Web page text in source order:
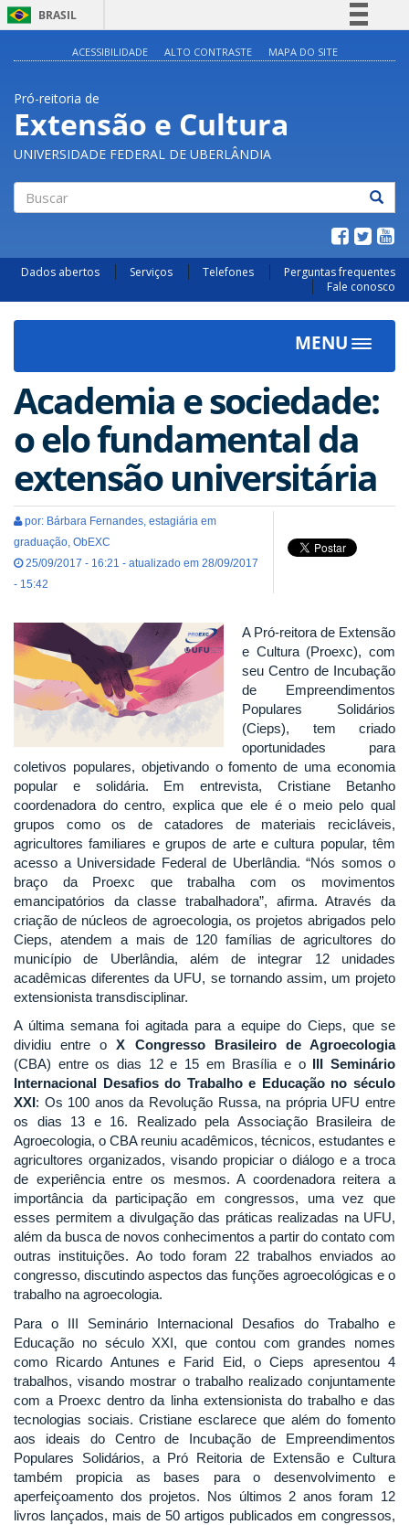
BRASIL
Acesso à informação
Legislação
Canais
ACESSIBILIDADE ALTO CONTRASTE MAPA DO SITE
Pró-reitoria de
Extensão e Cultura
UNIVERSIDADE FEDERAL DE UBERLÂNDIA
Dados abertos Serviços Telefones
Perguntas frequentes
Fale conosco
MENU
Toggle
Academia e sociedade:
o elo fundamental da
extensão universitária
por: Bárbara Fernandes, estagiária em
graduação, ObEXC
25/09/2017 - 16:21 - atualizado em 28/09/2017
- 15:42
A Pró-reitora de Extensão
e Cultura (Proexc), com
seu Centro de Incubação
de Empreendimentos
Populares Solidários
(Cieps), tem criado
oportunidades para
coletivos populares, objetivando o fomento de uma economia
popular e solidária. Em entrevista, Cristiane Betanho
coordenadora do centro, explica que ele é o meio pelo qual
grupos como os de catadores de materiais recicláveis,
agricultores familiares e grupos de arte e cultura popular, têm
acesso a Universidade Federal de Uberlândia. “Nós somos o
braço da Proexc que trabalha com os movimentos
emancipatórios da classe trabalhadora”, afirma. Através da
criação de núcleos de agroecologia, os projetos abrigados pelo
Cieps, atendem a mais de 120 famílias de agricultores do
município de Uberlândia, além de integrar 12 unidades
acadêmicas diferentes da UFU, se tornando assim, um projeto
extensionista transdisciplinar.
A última semana foi agitada para a equipe do Cieps, que se
dividiu entre oX Congresso Brasileiro de Agroecologia
(CBA) entre os dias 12 e 15 em Brasília e o III Seminário
Internacional Desafios do Trabalho e Educação no século
XXI: Os 100 anos da Revolução Russa, na própria UFU entre
os dias 13 e 16. Realizado pela Associação Brasileira de
Agroecologia, o CBA reuniu acadêmicos, técnicos, estudantes e
agricultores organizados, visando propiciar o diálogo e a troca
de experiência entre os mesmos. A coordenadora reitera a
importância da participação em congressos, uma vez que
esses permitem a divulgação das práticas realizadas na UFU,
além da busca de novos conhecimentos a partir do contato com
outras instituições. Ao todo foram 22 trabalhos enviados ao
congresso, discutindo aspectos das funções agroecológicas e o
trabalho na agroecologia.
Para o III Seminário Internacional Desafios do Trabalho e
Educação no século XXI, que contou com grandes nomes
como Ricardo Antunes e Farid Eid, o Cieps apresentou 4
trabalhos, visando mostrar o trabalho realizado conjuntamente
com a Proexc dentro da linha extensionista do trabalho e das
tecnologias sociais. Cristiane esclarece que além do fomento
aos ideais do Centro de Incubação de Empreendimentos
Populares Solidários, a Pró Reitoria de Extensão e Cultura
também propicia as bases para o desenvolvimento e
aperfeiçoamento dos projetos. Nos últimos 2 anos foram 12
livros lançados, mais de 50 artigos publicados em congressos,